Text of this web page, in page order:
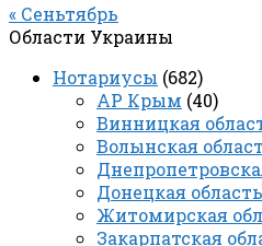
« Сеньтябрь
Области Украины
Нотариусы (682)
АР Крым (40)
Винницкая
Волынская
Донецкая область
Житомирская
Закарпатская